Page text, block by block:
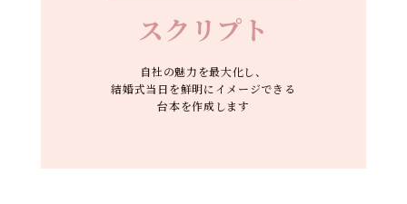
スクリプト
自社の魅力を最大化し、
結婚式当日を鮮明にイメージできる
台本を作成します